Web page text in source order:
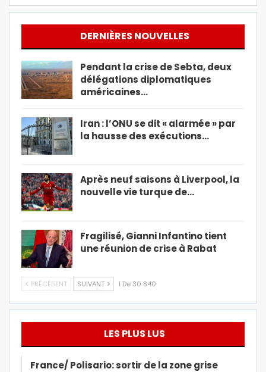
DERNIÈRES NOUVELLES
Pendant la crise de Sebta, deux
délégations diplomatiques
américaines…
Iran : l’ONU se dit « alarmée » par
la hausse des exécutions…
Après neuf saisons à Liverpool, la
nouvelle vie turque de…
Fragilisé, Gianni Infantino tient
une réunion de crise à Rabat
PRÉCÉDENT SUIVANT 1 De 30 840
LES PLUS LUS
France/ Polisario: sortir de la zone grise